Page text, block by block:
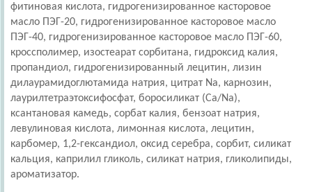
фитиновая кислота, гидрогенизированное касторовое
масло ПЭГ-20, гидрогенизированное касторовое масло
ПЭГ-40, гидрогенизированное касторовое масло ПЭГ-60,
кроссполимер, изостеарат сорбитана, гидроксид калия,
пропандиол, гидрогенизированный лецитин, лизин
дилаурамидоглютамида натрия, цитрат Na, карнозин,
лаурилтетраэтоксифосфат, боросиликат (Ca/Na),
ксантановая камедь, сорбат калия, бензоат натрия,
левулиновая кислота, лимонная кислота, лецитин,
карбомер, 1,2-гександиол, оксид серебра, сорбит, силикат
кальция, каприлил гликоль, силикат натрия, гликолипиды,
ароматизатор.